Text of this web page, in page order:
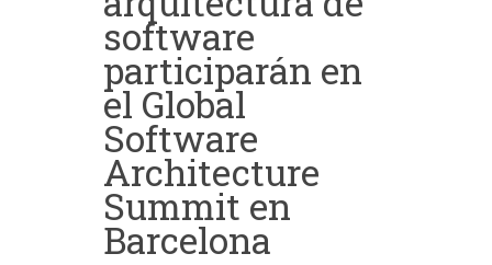
software
participarán en
el Global
Software
Architecture
Summit en
Barcelona